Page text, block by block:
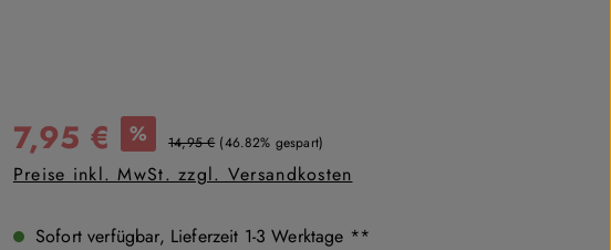
Verkaufspreis:
7,95 € % Regulärer Preis:
14,95 € (46.82% gespart)
Preise inkl. MwSt. zzgl. Versandkosten
Sofort verfügbar, Lieferzeit 1-3 Werktage **